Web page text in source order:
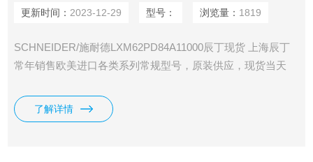
更新时间： 2023-12-29 型号： 浏览量： 1819
SCHNEIDER/施耐德LXM62PD84A11000辰丁现货 上海辰丁
常年销售欧美进口各类系列常规型号，原装供应，现货当天
了解详情